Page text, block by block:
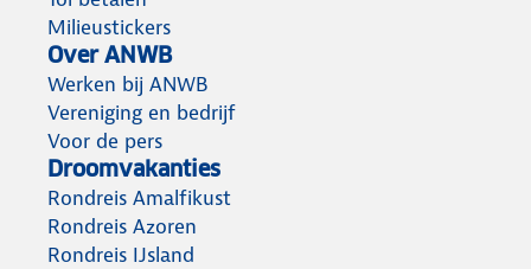
Milieustickers
Over ANWB
Werken bij ANWB
Vereniging en bedrijf
Voor de pers
Droomvakanties
Rondreis Amalfikust
Rondreis Azoren
Rondreis IJsland